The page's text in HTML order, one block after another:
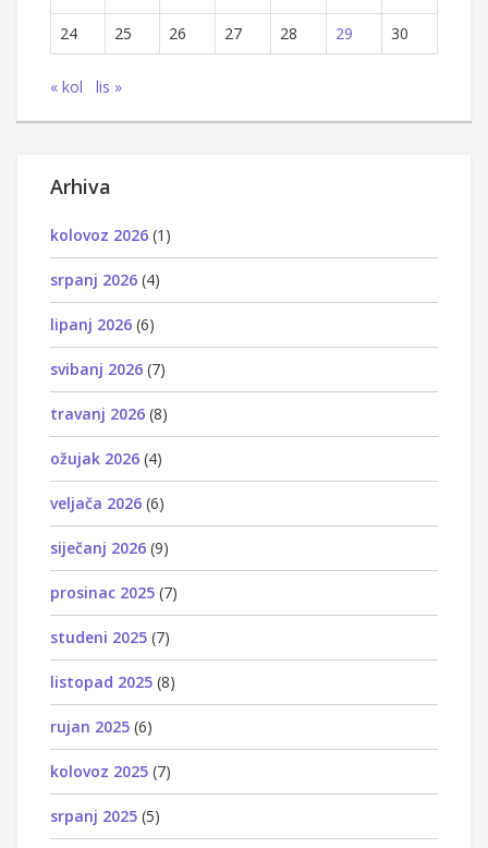
24
25 26 27 28 29 30
« kol lis »
Arhiva
kolovoz 2026 (1)
srpanj 2026 (4)
lipanj 2026 (6)
svibanj 2026 (7)
travanj 2026 (8)
ožujak 2026 (4)
veljača 2026 (6)
siječanj 2026 (9)
prosinac 2025 (7)
studeni 2025 (7)
listopad 2025 (8)
rujan 2025 (6)
kolovoz 2025 (7)
srpanj 2025 (5)